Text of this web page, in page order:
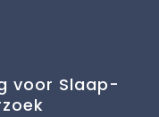
voor Slaap-